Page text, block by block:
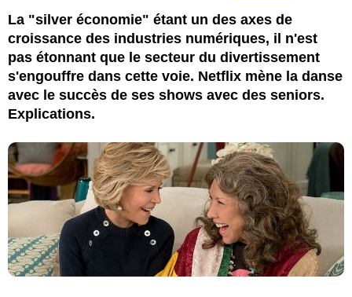
La "silver économie" étant un des axes de
croissance des industries numériques, il n'est
pas étonnant que le secteur du divertissement
s'engouffre dans cette voie. Netflix mène la danse
avec le succès de ses shows avec des seniors.
Explications.